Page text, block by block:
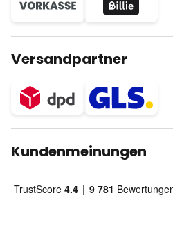
Versandpartner
Kundenmeinungen